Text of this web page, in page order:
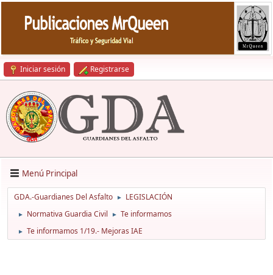
Iniciar sesión Registrarse
Menú Principal
GDA.-Guardianes Del Asfalto ► LEGISLACIÓN
► Normativa Guardia Civil ► Te informamos
► Te informamos 1/19.- Mejoras IAE